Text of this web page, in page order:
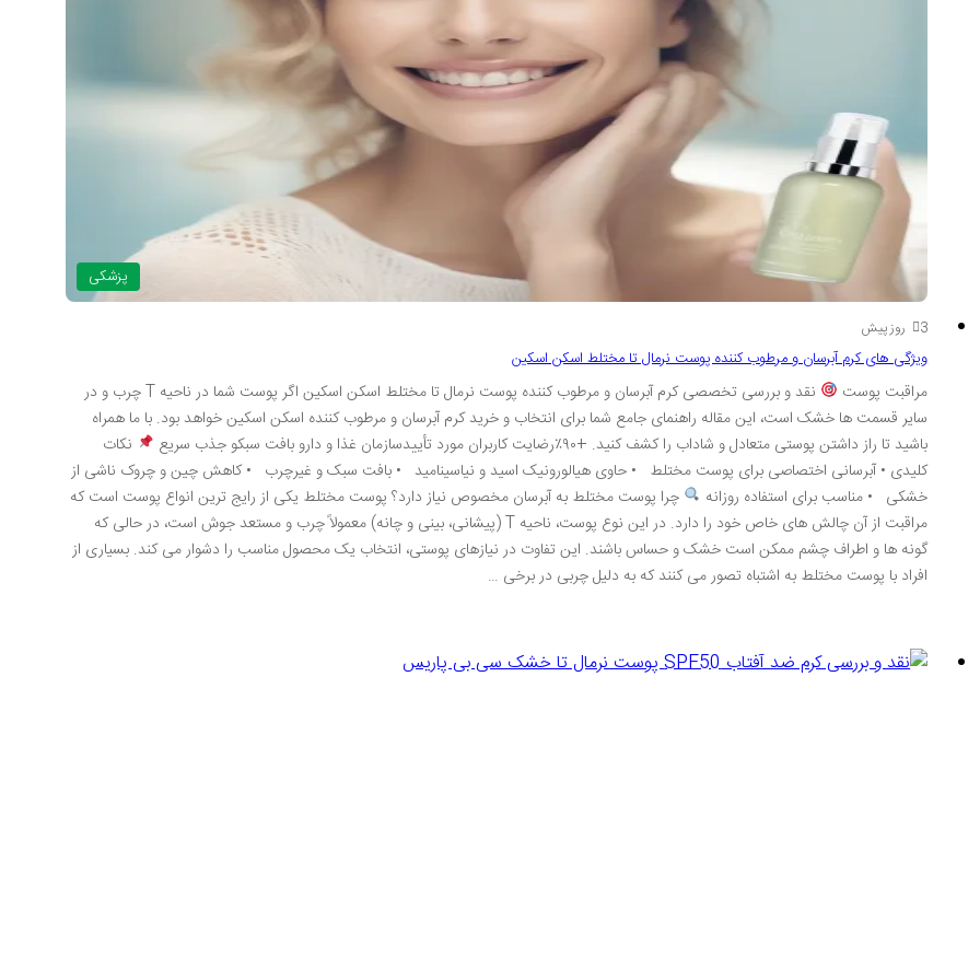
پزشکی
3 روز پیش
ویژگی های کرم آبرسان و مرطوب کننده پوست نرمال تا مختلط اسکن اسکین
مراقبت پوست
نقد و بررسی تخصصی کرم آبرسان و مرطوب کننده پوست نرمال تا مختلط اسکن اسکین اگر پوست شما در ناحیه T چرب و در
سایر قسمت ها خشک است، این مقاله راهنمای جامع شما برای انتخاب و خرید کرم آبرسان و مرطوب کننده اسکن اسکین خواهد بود. با ما همراه
باشید تا راز داشتن پوستی متعادل و شاداب را کشف کنید. +۹۰٪رضایت کاربران مورد تأییدسازمان غذا و دارو بافت سبکو جذب سریع
نکات
کلیدی • آبرسانی اختصاصی برای پوست مختلط • حاوی هیالورونیک اسید و نیاسینامید • بافت سبک و غیرچرب • کاهش چین و چروک ناشی از
خشکی • مناسب برای استفاده روزانه
چرا پوست مختلط به آبرسان مخصوص نیاز دارد؟ پوست مختلط یکی از رایج ترین انواع پوست است که
مراقبت از آن چالش های خاص خود را دارد. در این نوع پوست، ناحیه T (پیشانی، بینی و چانه) معمولاً چرب و مستعد جوش است، در حالی که
گونه ها و اطراف چشم ممکن است خشک و حساس باشند. این تفاوت در نیازهای پوستی، انتخاب یک محصول مناسب را دشوار می کند. بسیاری از
افراد با پوست مختلط به اشتباه تصور می کنند که به دلیل چربی در برخی …